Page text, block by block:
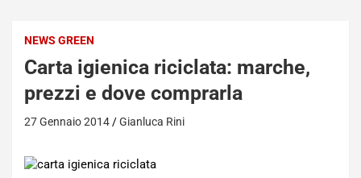
NEWS GREEN
Carta igienica riciclata: marche,
prezzi e dove comprarla
27 Gennaio 2014 Gianluca Rini